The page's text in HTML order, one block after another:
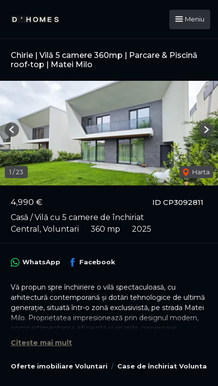
Meniu
Chirie | Vilă 5 camere 360mp | Parcare & Piscină
roof-top | Matei Milo
ID CP3092811
4,990 €
Casă / Vilă cu 5 camere de închiriat
Central, Voluntari
360 mp 2025
1 /23 Harta
Previous
Oferte imobiliare Voluntari Case de închiriat Voluntari
WhatsApp Facebook
Vă propun spre închiriere o vilă spectaculoasă, cu
arhitectură contemporană și dotări tehnologice de ultimă
generație, situată într-o zonă exclusivistă, pe strada Matei
Milo. Proprietatea impresionează prin designul modern,
compartimentarea eficientă și spațiile generoase
dedicate confortului și relaxării.
cu piscină și se închiriază complet mobilat și utilat.
Citește mai mult